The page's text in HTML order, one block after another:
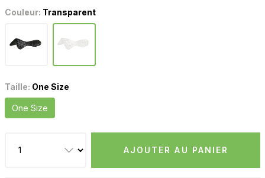
Couleur: Transparent
Taille: One Size
One Size
AJOUTER AU PANIER